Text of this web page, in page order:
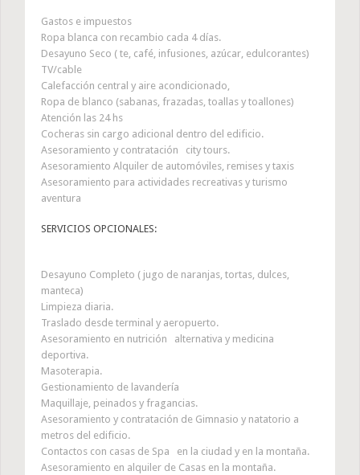
Gastos e impuestos
Ropa blanca con recambio cada 4 días.
Desayuno Seco ( te, café, infusiones, azúcar, edulcorantes)
TV/cable
Calefacción central y aire acondicionado,
Ropa de blanco (sabanas, frazadas, toallas y toallones)
Atención las 24 hs
Cocheras sin cargo adicional dentro del edificio.
Asesoramiento y contratación city tours.
Asesoramiento Alquiler de automóviles, remises y taxis
Asesoramiento para actividades recreativas y turismo
aventura
SERVICIOS OPCIONALES:
Desayuno Completo ( jugo de naranjas, tortas, dulces,
manteca)
Limpieza diaria.
Traslado desde terminal y aeropuerto.
Asesoramiento en nutrición alternativa y medicina
deportiva.
Masoterapia.
Gestionamiento de lavandería
Maquillaje, peinados y fragancias.
Asesoramiento y contratación de Gimnasio y natatorio a
metros del edificio.
Contactos con casas de Spa en la ciudad y en la montaña.
Asesoramiento en alquiler de Casas en la montaña.